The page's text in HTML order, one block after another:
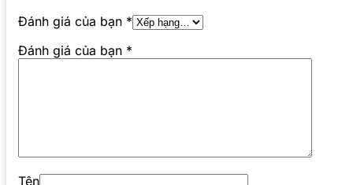
Đánh giá của bạn *
Đánh giá của bạn *
Tên